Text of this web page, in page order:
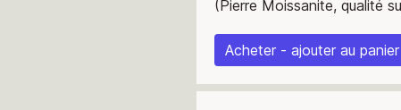
(Pierre Moissanite, qualité
Acheter - ajouter au panier